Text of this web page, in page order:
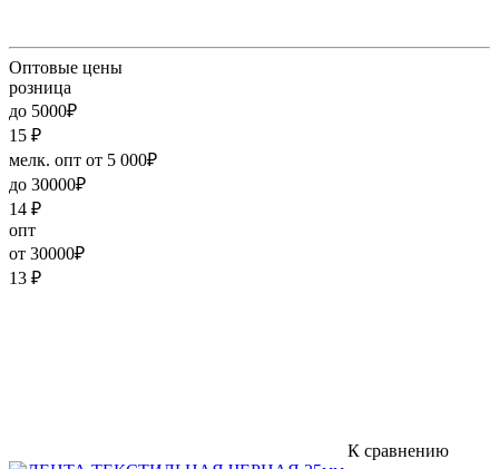
Оптовые цены
розница
до 5000₽
15 ₽
мелк. опт от 5 000₽
до 30000₽
14 ₽
опт
от 30000₽
13 ₽
К сравнению